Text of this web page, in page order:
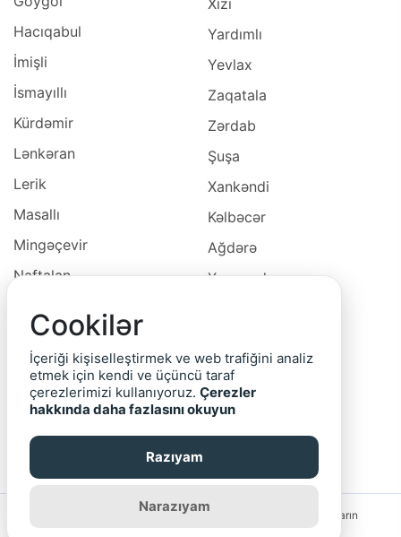
Hacıqabul
İmişli
İsmayıllı
Kürdəmir
Lənkəran
Lerik
Masallı
Mingəçevir
Naftalan
Neftçala
Oğuz
Ordubad
Yardımlı
Yevlax
Zaqatala
Zərdab
Şuşa
Xankəndi
Kəlbəcər
Ağdərə
Xocavəd
Cəbrayıl
Qubadlı
Saytın rəhbərliyi reklam bannerlərinin və yerləşdirilmiş elanların
Cookilər
İçeriği kişiselleştirmek ve web trafiğini analiz
etmek için kendi ve üçüncü taraf
çerezlerimizi kullanıyoruz. Çerezler
hakkında daha fazlasını okuyun
Razıyam
Narazıyam